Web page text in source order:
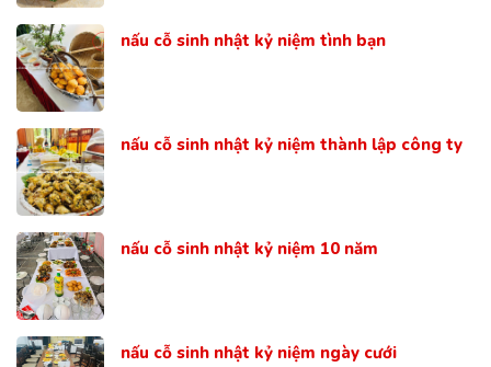
nấu cỗ sinh nhật kỷ niệm tình bạn
nấu cỗ sinh nhật kỷ niệm thành lập công ty
nấu cỗ sinh nhật kỷ niệm 10 năm
nấu cỗ sinh nhật kỷ niệm ngày cưới